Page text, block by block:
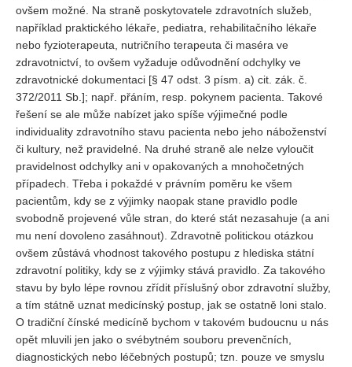
ovšem možné. Na straně poskytovatele zdravotních služeb,
například praktického lékaře, pediatra, rehabilitačního lékaře
nebo fyzioterapeuta, nutričního terapeuta či maséra ve
zdravotnictví, to ovšem vyžaduje odůvodnění odchylky ve
zdravotnické dokumentaci [§ 47 odst. 3 písm. a) cit. zák. č.
372/2011 Sb.]; např. přáním, resp. pokynem pacienta. Takové
řešení se ale může nabízet jako spíše výjimečné podle
individuality zdravotního stavu pacienta nebo jeho náboženství
či kultury, než pravidelné. Na druhé straně ale nelze vyloučit
pravidelnost odchylky ani v opakovaných a mnohočetných
případech. Třeba i pokaždé v právním poměru ke všem
pacientům, kdy se z výjimky naopak stane pravidlo podle
svobodně projevené vůle stran, do které stát nezasahuje (a ani
mu není dovoleno zasáhnout). Zdravotně politickou otázkou
ovšem zůstává vhodnost takového postupu z hlediska státní
zdravotní politiky, kdy se z výjimky stává pravidlo. Za takového
stavu by bylo lépe rovnou zřídit příslušný obor zdravotní služby,
a tím státně uznat medicínský postup, jak se ostatně loni stalo.
O tradiční čínské medicíně bychom v takovém budoucnu u nás
opět mluvili jen jako o svébytném souboru prevenčních,
diagnostických nebo léčebných postupů; tzn. pouze ve smyslu